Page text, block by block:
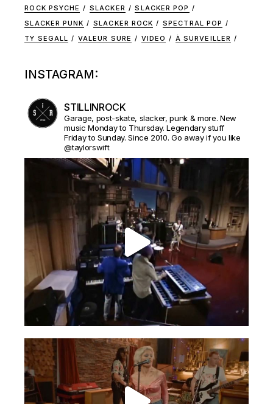
ROCK PSYCHE SLACKER
SLACKER POP
SLACKER PUNK
SLACKER ROCK
SPECTRAL POP
TY SEGALL
VALEUR SURE VIDEO À SURVEILLER
INSTAGRAM:
STILLINROCK
Garage, post-skate, slacker, punk & more. New
music Monday to Thursday. Legendary stuff
Friday to Sunday. Since 2010. Go away if you like
@taylorswift